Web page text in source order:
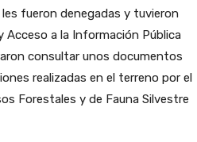
fueron denegadas y tuvieron
Acceso a la Información Pública
consultar unos documentos
realizadas en el terreno por el
Forestales y de Fauna Silvestre